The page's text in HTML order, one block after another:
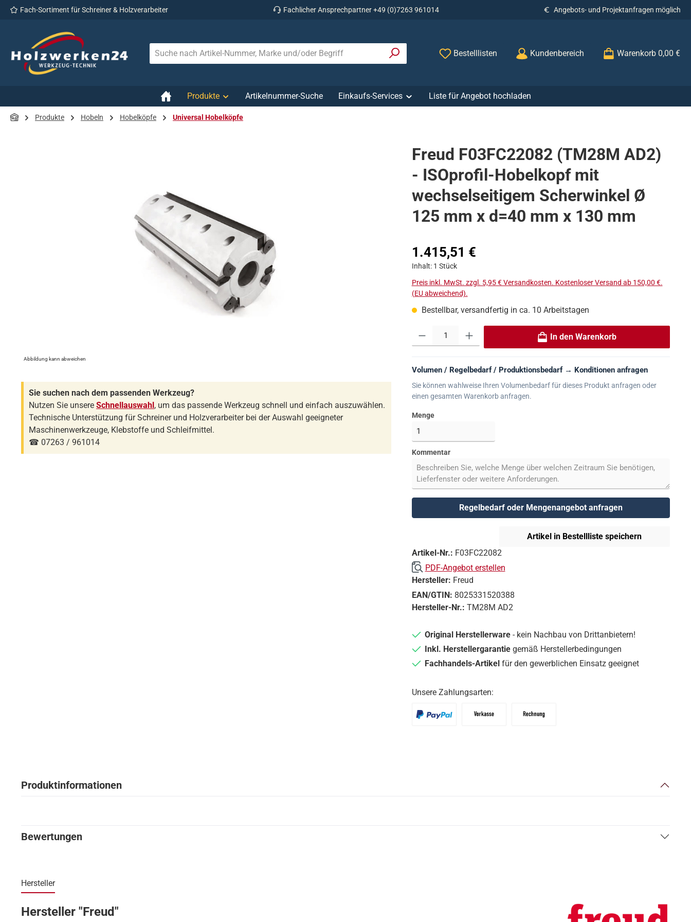
Hauptinhalt springen
Zur Suche springen
Zur Hauptnavigation springen
Fach-Sortiment für Schreiner & Holzverarbeiter Fachlicher Ansprechpartner +49 (0)7263 961014 Angebots- und Projektanfragen möglich
Bestelllisten Kundenbereich Warenkorb 0,00 €
Produkte Artikelnummer-Suche Einkaufs-Services Liste für Angebot hochladen
Produkte Hobeln Hobelköpfe Universal Hobelköpfe
Abbildung kann abweichen
Sie suchen nach dem passenden Werkzeug?
Nutzen Sie unsere Schnellauswahl , um das passende Werkzeug schnell und einfach auszuwählen.
Technische Unterstützung für Schreiner und Holzverarbeiter bei der Auswahl geeigneter
Maschinenwerkzeuge, Klebstoffe und Schleifmittel.
☎ 07263 / 961014
Freud F03FC22082 (TM28M AD2)
- ISOprofil-Hobelkopf mit
wechselseitigem Scherwinkel Ø
125 mm x d=40 mm x 130 mm
Regulärer Preis:
1.415,51 €
Inhalt: 1 Stück
Preis inkl. MwSt. zzgl. 5,95 € Versandkosten. Kostenloser Versand ab 150,00 €.
(EU abweichend).
Bestellbar, versandfertig in ca. 10 Arbeitstagen
Produkt Anzahl: Gib den gewünschten Wert ein oder benutze die Schaltflächen um die
In den Warenkorb
Volumen / Regelbedarf / Produktionsbedarf → Konditionen anfragen
Sie können wahlweise Ihren Volumenbedarf für dieses Produkt anfragen oder
einen gesamten Warenkorb anfragen.
Menge
Kommentar
Regelbedarf oder Mengenangebot anfragen
Artikel in Bestellliste speichern
Artikel-Nr.: F03FC22082
PDF-Angebot erstellen
Hersteller: Freud
EAN/GTIN: 8025331520388
Hersteller-Nr.: TM28M AD2
Original Herstellerware- kein Nachbau von Drittanbietern!
Inkl. Herstellergarantiegemäß Herstellerbedingungen
Fachhandels-Artikelfür den gewerblichen Einsatz geeignet
Unsere Zahlungsarten:
Produktinformationen
Bewertungen
Hersteller
Hersteller "Freud"